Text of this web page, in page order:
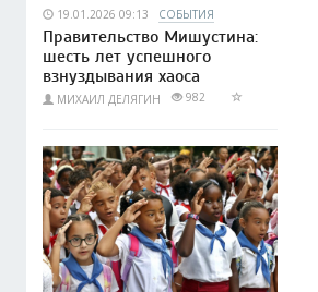
19.01.2026 09:13 СОБЫТИЯ
Правительство Мишустина:
шесть лет успешного
взнуздывания хаоса
МИХАИЛ ДЕЛЯГИН 982